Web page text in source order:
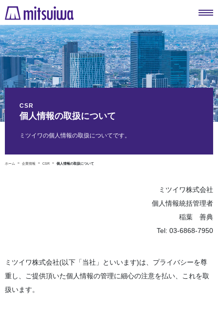
ホーム 企業情報 CSR 個人情報の取扱について
CSR
個人情報の取扱について
ミツイワの個人情報の取扱についてです。
ミツイワ株式会社
個人情報統括管理者
稲葉 善典
Tel: 03-6868-7950
ミツイワ株式会社(以下「当社」といいます)は、プライバシーを尊
重し、ご提供頂いた個人情報の管理に細心の注意を払い、これを取
扱います。